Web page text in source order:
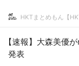
HKTまとめもん【
【速報】大森美優
発表